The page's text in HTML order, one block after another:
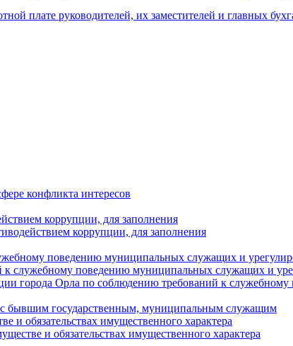
плате руководителей, их заместителей и главных
конфликта интересов
коррупции, для заполнения
коррупции, для заполнения
поведению муниципальных служащих и
служебному поведению муниципальных служащих и
города Орла по соблюдению требований к
с бывшим государственным, муниципальным служащим
и обязательствах имущественного характера
и обязательствах имущественного характера